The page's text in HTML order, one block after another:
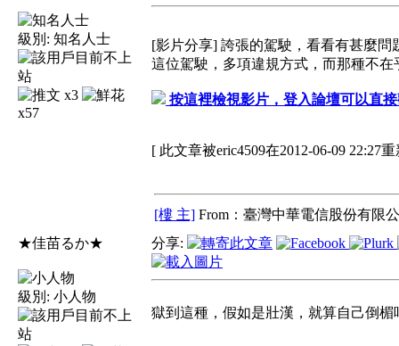
級別: 知名人士
x3
x57
[影片分享] 誇張的駕駛，看看有甚麼問
這位駕駛，多項違規方式，而那種不
按這裡檢視影片，登入論壇可以直
[ 此文章被eric4509在2012-06-09 22:27
[樓 主] From：臺灣中華電信股份有限
★佳苗るか★
級別: 小人物
分享:
獄到這種，假如是壯漢，就算自己倒